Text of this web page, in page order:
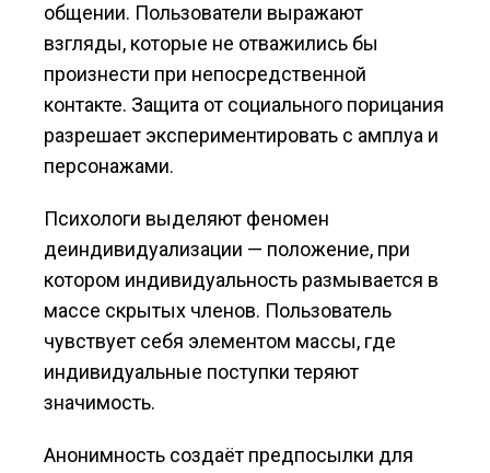
общении. Пользователи выражают
взгляды, которые не отважились бы
произнести при непосредственной
контакте. Защита от социального порицания
разрешает экспериментировать с амплуа и
персонажами.
Психологи выделяют феномен
деиндивидуализации — положение, при
котором индивидуальность размывается в
массе скрытых членов. Пользователь
чувствует себя элементом массы, где
индивидуальные поступки теряют
значимость.
Анонимность создаёт предпосылки для